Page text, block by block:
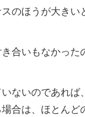
のほうが大き
合いもなかった
ないのであれ
合は、ほとんど